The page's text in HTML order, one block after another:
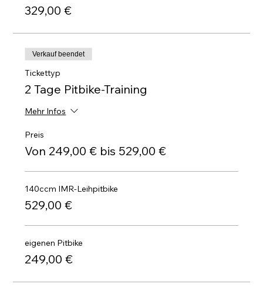
329,00 €
Verkauf beendet
Tickettyp
2 Tage Pitbike-Training
Mehr Infos
Preis
Von 249,00 € bis 529,00 €
140ccm IMR-Leihpitbike
529,00 €
eigenen Pitbike
249,00 €